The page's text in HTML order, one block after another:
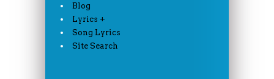
Blog
Lyrics +
Song Lyrics
Site Search